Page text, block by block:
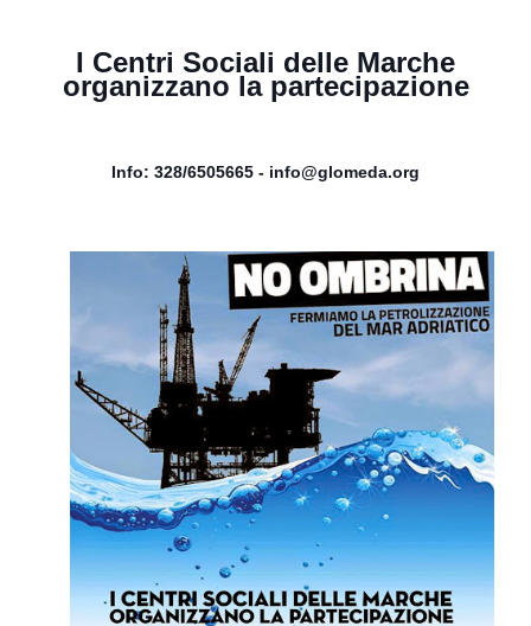
I Centri Sociali delle Marche
organizzano la partecipazione
Info: 328/6505665 - info@glomeda.org